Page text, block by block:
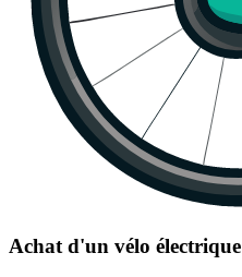
Achat d'un vélo électrique